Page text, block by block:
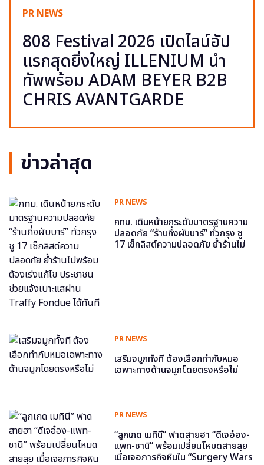
PR NEWS
808 Festival 2026 เปิดไลน์อัป
แรกสุดยิ่งใหญ่ ILLENIUM นำ
ทัพพร้อม ADAM BEYER B2B
CHRIS AVANTGARDE
ข่าวล่าสุด
PR NEWS
กทม. เดินหน้ายกระดับมาตรฐานความ
ปลอดภัย “ร้านกึ่งผับบาร์” ทั่วกรุง ชู
17 เช็กลิสต์ความปลอดภัย ย้ำร้านไม่
PR NEWS
เสริมจมูกทั้งที ต้องเลือกทำกับหมอ
เฉพาะทางด้านจมูกโดยตรงหรือไม่
PR NEWS
“ลูกเกด เมทินี” ฟาดสายฮา “ดีเจอ๋อง-
แพท-ซานิ” พร้อมเปลี่ยนโหมดสายลุย
เมื่อเจอภารกิจหินใน “Surgery Wars